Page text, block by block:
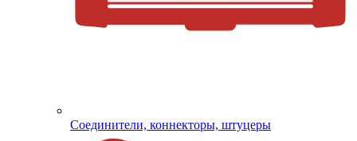
Соединители, коннекторы, штуцеры